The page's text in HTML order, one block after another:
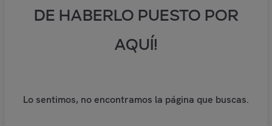
DE HABERLO PUESTO POR
AQUÍ!
Lo sentimos, no encontramos la página que buscas.